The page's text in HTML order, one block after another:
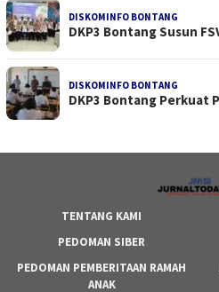
DISKOMINFO BONTANG
DKP3 Bontang Susun
DISKOMINFO BONTANG
DKP3 Bontang Perkuat
TENTANG KAMI
PEDOMAN SIBER
PEDOMAN PEMBERITAAN RAMAH
ANAK